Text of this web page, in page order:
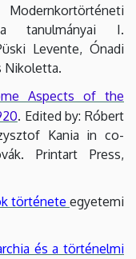
tanulmányai I.
Levente, Ónadi
Nikoletta.
Aspects of the
. Edited by: Róbert
Kania in co-
Printart Press,
története egyetemi
és a történelmi